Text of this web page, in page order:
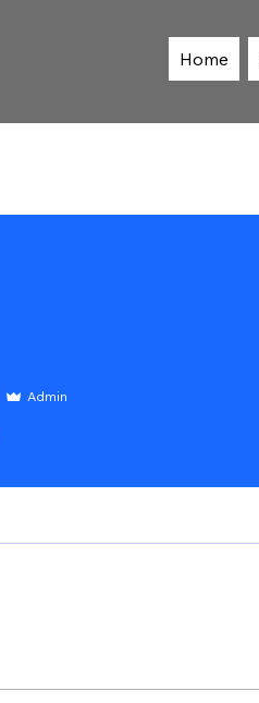
Home
Admin